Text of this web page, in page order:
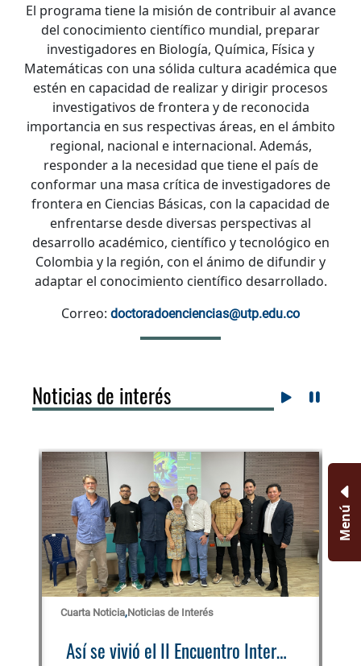
El programa tiene la misión de contribuir al avance
del conocimiento científico mundial, preparar
investigadores en Biología, Química, Física y
Matemáticas con una sólida cultura académica que
estén en capacidad de realizar y dirigir procesos
investigativos de frontera y de reconocida
importancia en sus respectivas áreas, en el ámbito
regional, nacional e internacional. Además,
responder a la necesidad que tiene el país de
conformar una masa crítica de investigadores de
frontera en Ciencias Básicas, con la capacidad de
enfrentarse desde diversas perspectivas al
desarrollo académico, científico y tecnológico en
Colombia y la región, con el ánimo de difundir y
adaptar el conocimiento científico desarrollado.
Correo: doctoradoenciencias@utp.edu.co
Noticias de interés
Cuarta Noticia,Noticias de Interés
Así se vivió el II Encuentro Interdisciplinar del Doctorado en Ciencias
Menú